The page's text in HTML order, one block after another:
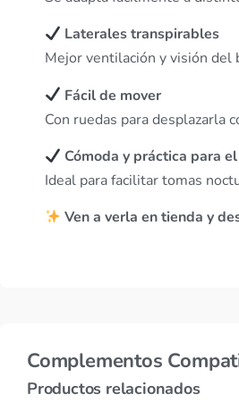
Laterales transpirables
Mejor ventilación y visión del
Fácil de mover
Con ruedas para desplazarla
Cómoda y práctica para
Ideal para facilitar tomas
Ven a verla en tienda y
Complementos
Productos relacionados